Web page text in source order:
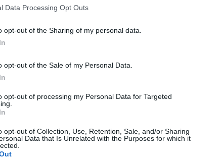
Data Processing Opt Outs
opt-out of the Sharing of my personal data.
opt-out of the Sale of my Personal Data.
opt-out of processing my Personal Data for Targeted
opt-out of Collection, Use, Retention, Sale, and/or Sharing
Data that Is Unrelated with the Purposes for which it